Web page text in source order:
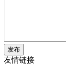
发布
友情链接